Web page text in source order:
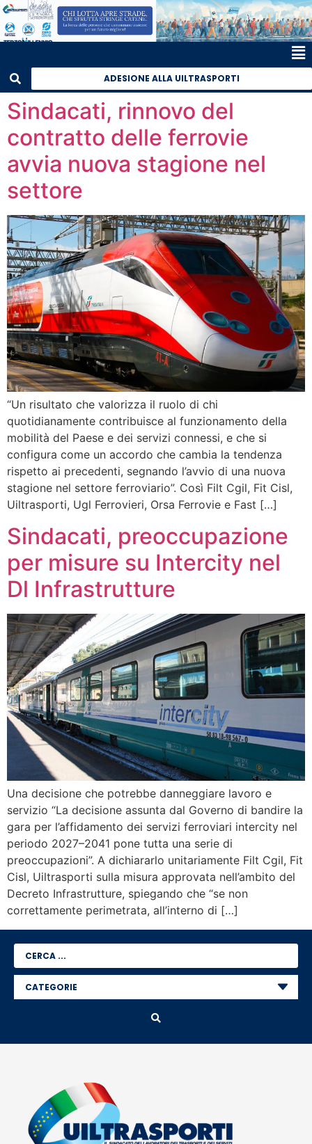
ADESIONE ALLA UILTRASPORTI
Sindacati, rinnovo del
contratto delle ferrovie
avvia nuova stagione nel
settore
“Un risultato che valorizza il ruolo di chi
quotidianamente contribuisce al funzionamento della
mobilità del Paese e dei servizi connessi, e che si
configura come un accordo che cambia la tendenza
rispetto ai precedenti, segnando l’avvio di una nuova
stagione nel settore ferroviario”. Così Filt Cgil, Fit Cisl,
Uiltrasporti, Ugl Ferrovieri, Orsa Ferrovie e Fast […]
Sindacati, preoccupazione
per misure su Intercity nel
Dl Infrastrutture
Una decisione che potrebbe danneggiare lavoro e
servizio “La decisione assunta dal Governo di bandire la
gara per l’affidamento dei servizi ferroviari intercity nel
periodo 2027–2041 pone tutta una serie di
preoccupazioni”. A dichiararlo unitariamente Filt Cgil, Fit
Cisl, Uiltrasporti sulla misura approvata nell’ambito del
Decreto Infrastrutture, spiegando che “se non
correttamente perimetrata, all’interno di […]